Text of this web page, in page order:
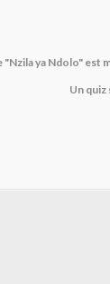
ya Ndolo" est
Un quiz